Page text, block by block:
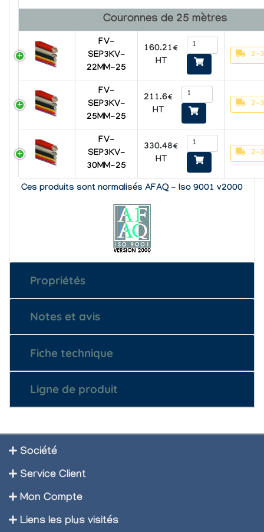
Couronnes de 25 mètres
FV-
SEP3KV-
22MM-25
160.21€
HT
2-
FV-
SEP3KV-
25MM-25
211.6€
HT
2-
FV-
SEP3KV-
30MM-25
330.48€
HT
2-
Ces produits sont normalisés AFAQ - Iso 9001 v2000
Propriétés
Notes et avis
Fiche technique
Ligne de produit
Société
Service Client
Mon Compte
Liens les plus visités